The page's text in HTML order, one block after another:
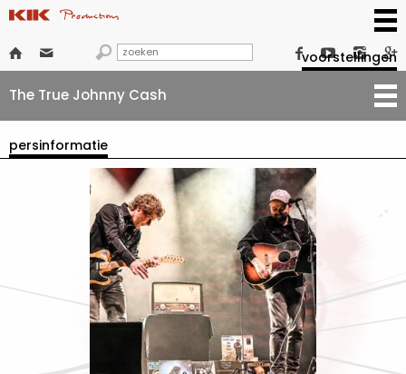
      
voorstellingen
The True Johnny Cash
persinformatie